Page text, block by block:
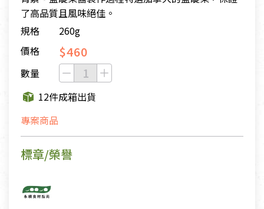
了高品質且風味絕佳。
規格
260g
價格
$460
數量
12件成箱出貨
專案商品
標章/榮譽